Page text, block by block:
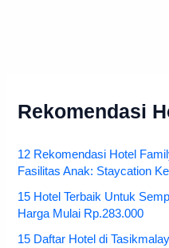
Rekomendasi
12 Rekomendasi Hotel
Fasilitas Anak: Staycation
15 Hotel Terbaik Untuk
Harga Mulai Rp.283.000
15 Daftar Hotel di